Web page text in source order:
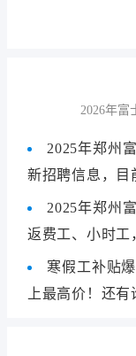
2026年富
2025年郑州
新招聘信息，目
2025年郑州
返费工、小时工
寒假工补贴
上最高价！还